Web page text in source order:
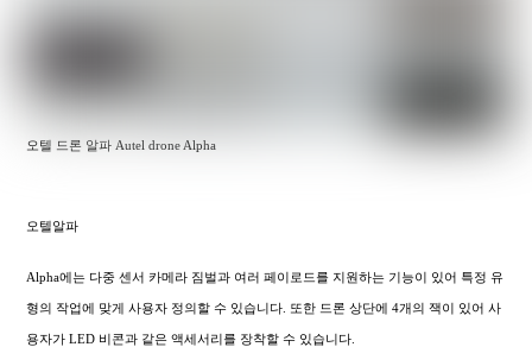
오텔 드론 알파 Autel drone Alpha
오텔알파
Alpha에는 다중 센서 카메라 짐벌과 여러 페이로드를 지원하는 기능이 있어 특정 유
형의 작업에 맞게 사용자 정의할 수 있습니다. 또한 드론 상단에 4개의 잭이 있어 사
용자가 LED 비콘과 같은 액세서리를 장착할 수 있습니다.